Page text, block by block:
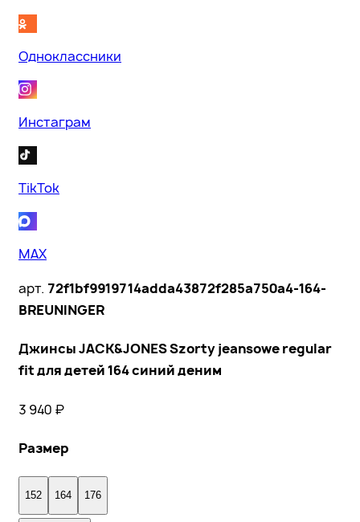
Одноклассники
Инстаграм
TikTok
MAX
арт. 72f1bf9919714adda43872f285a750a4-164-
BREUNINGER
Джинсы JACK&JONES Szorty jeansowe regular
fit для детей 164 синий деним
3 940 ₽
Размер
152 164 176